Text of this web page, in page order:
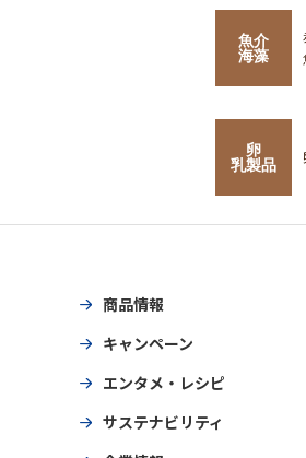
魚介
海藻
卵
乳製品
商品情報
キャンペーン
エンタメ・レシピ
サステナビリティ